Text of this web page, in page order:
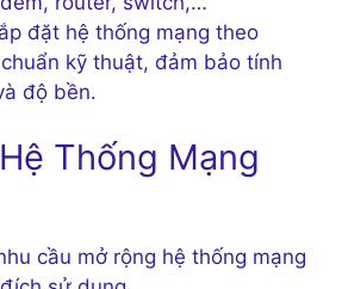
đặt hệ thống mạng theo
kỹ thuật, đảm bảo tính
độ bền.
Thống Mạng
cầu mở rộng hệ thống mạng